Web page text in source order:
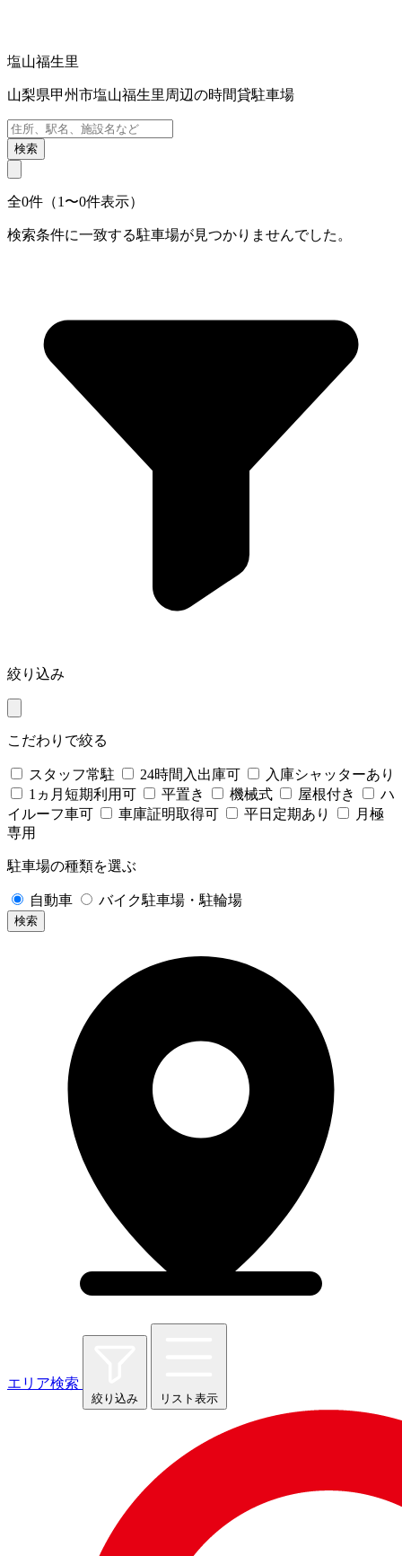
塩山福生里
山梨県甲州市塩山福生里周辺の時間貸駐車場
検索
全0件（1〜0件表示）
検索条件に一致する駐車場が見つかりませんでした。
絞り込み
こだわりで絞る
スタッフ常駐 24時間入出庫可
入庫シャッターあり
1ヵ月短期利用可
平置き 機械式 屋根付き
ハ
イルーフ車可
車庫証明取得可 平日定期あり
月極
専用
駐車場の種類を選ぶ
自動車 バイク駐車場・駐輪場
検索
エリア検索
絞り込み リスト表示